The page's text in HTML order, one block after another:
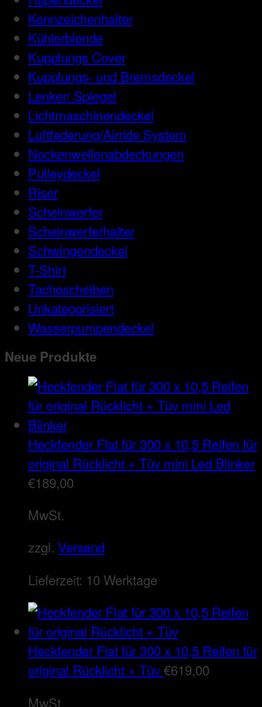
Kennzeichenhalter
Kühlerblende
Kupplungs Cover
Kupplungs- und Bremsdeckel
Lenker/ Spiegel
Lichtmaschinendeckel
Luftfederung/Airride System
Nockenwellenabdeckungen
Pulleydeckel
Riser
Scheinwerfer
Scheinwerferhalter
Schwingendeckel
T-Shirt
Tachoscheiben
Unkategorisiert
Wasserpumpendeckel
Neue Produkte
Heckfender Flat für 300 x 10,5 Reifen für
original Rücklicht + Tüv mini Led Blinker
€189,00
MwSt.
zzgl. Versand
Lieferzeit: 10 Werktage
Heckfender Flat für 300 x 10,5 Reifen für
original Rücklicht + Tüv€619,00
MwSt.